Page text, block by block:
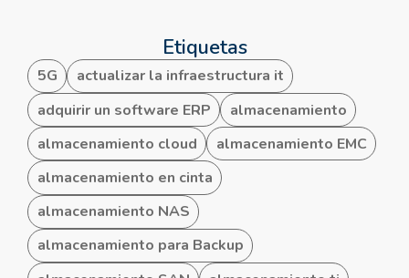
Etiquetas
5G
actualizar la infraestructura it
adquirir un software ERP
almacenamiento
almacenamiento cloud
almacenamiento EMC
almacenamiento en cinta
almacenamiento NAS
almacenamiento para Backup